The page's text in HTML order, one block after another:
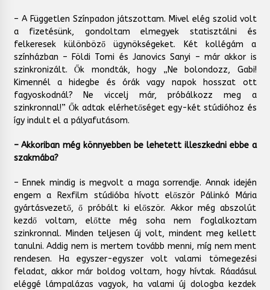
– A Független Színpadon játszottam. Mivel elég szolid volt
a fizetésünk, gondoltam elmegyek statisztálni és
felkeresek különböző ügynökségeket. Két kollégám a
színházban – Földi Tomi és Janovics Sanyi – már akkor is
szinkronizált. Ők mondták, hogy „Ne bolondozz, Gabi!
Kimennél a hidegbe és órák vagy napok hosszat ott
fagyoskodnál? Ne viccelj már, próbálkozz meg a
szinkronnal!” Ők adtak elérhetőséget egy-két stúdióhoz és
így indult el a pályafutásom.
– Akkoriban még könnyebben be lehetett illeszkedni ebbe a
szakmába?
– Ennek mindig is megvolt a maga sorrendje. Annak idején
engem a Rexfilm stúdióba hívott először Pálinkó Mária
gyártásvezető, ő próbált ki először. Akkor még abszolút
kezdő voltam, előtte még soha nem foglalkoztam
szinkronnal. Minden teljesen új volt, mindent meg kellett
tanulni. Addig nem is mertem tovább menni, míg nem ment
rendesen. Ha egyszer-egyszer volt valami tömegezési
feladat, akkor már boldog voltam, hogy hívtak. Ráadásul
eléggé lámpalázas vagyok, ha valami új dologba kezdek